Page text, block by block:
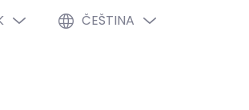
ČEŠTINA